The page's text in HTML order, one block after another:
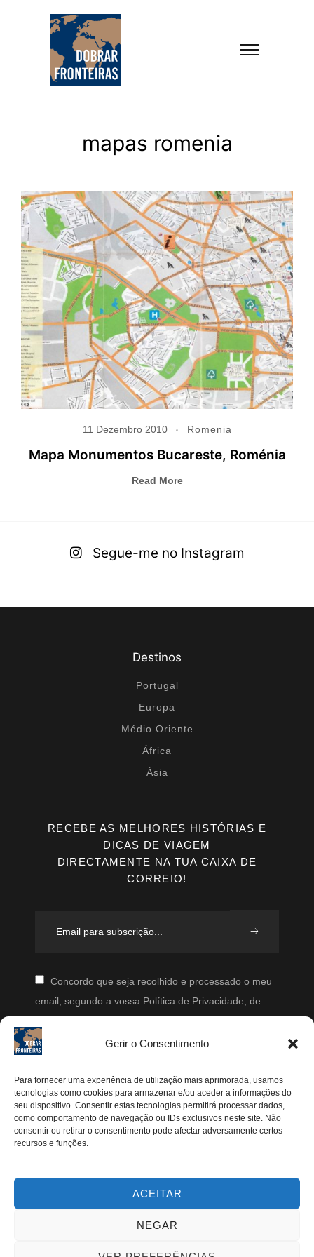
Gerir o Consentimento
Para fornecer uma experiência de utilização mais aprimorada, usamos
tecnologias como cookies para armazenar e/ou aceder a informações do
seu dispositivo. Consentir estas tecnologias permitirá processar dados,
como comportamento de navegação ou IDs exclusivos neste site. Não
consentir ou retirar o consentimento pode afectar adversamente certos
recursos e funções.
ACEITAR
NEGAR
mapas romenia
11 Dezembro 2010 Romenia
Mapa Monumentos Bucareste, Roménia
Read More
Segue-me no Instagram
Destinos
Portugal
Europa
Médio Oriente
África
Ásia
RECEBE AS MELHORES HISTÓRIAS E
DICAS DE VIAGEM
DIRECTAMENTE NA TUA CAIXA DE
CORREIO!
Concordo que seja recolhido e processado o meu
email, segundo a vossa Política de Privacidade, de
periodicamente.
Segue-me
Instagram
Pinterest
Youtube